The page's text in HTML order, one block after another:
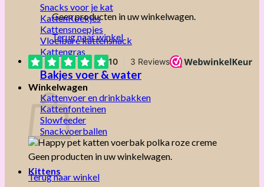
Geen producten in uw winkelwagen.
Terug naar winkel
Winkelwagen
Geen producten in uw winkelwagen.
Terug naar winkel
Snacks voor je kat
KattenKoekjes
Kattensnoepjes
Vloeibare kattensnack
Kattengras
Bakjes voer & water
Kattenvoer en drinkbakken
Kattenfonteinen
Slowfeeder
Snackvoerballen
Kittens